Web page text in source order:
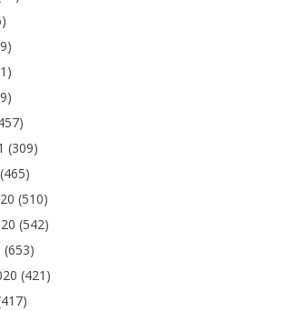
(309)
(465)
(510)
(542)
(653)
(421)